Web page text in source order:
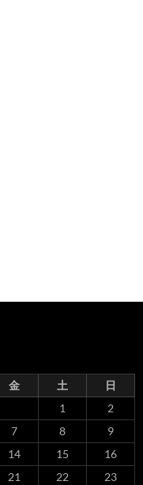
金 土
日
1
2
7 8
9
14 15
16
21 22
23